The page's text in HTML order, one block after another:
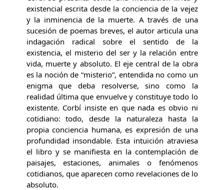
existencial escrita desde la conciencia de la vejez
y la inminencia de la muerte. A través de una
sucesión de poemas breves, el autor articula una
indagación radical sobre el sentido de la
existencia, el misterio del ser y la relación entre
vida, muerte y absoluto. El eje central de la obra
es la noción de “misterio”, entendida no como un
enigma que deba resolverse, sino como la
realidad última que envuelve y constituye todo lo
existente. Corbí insiste en que nada es obvio ni
cotidiano: todo, desde la naturaleza hasta la
propia conciencia humana, es expresión de una
profundidad insondable. Esta intuición atraviesa
el libro y se manifiesta en la contemplación de
paisajes, estaciones, animales o fenómenos
cotidianos, que aparecen como revelaciones de lo
absoluto.